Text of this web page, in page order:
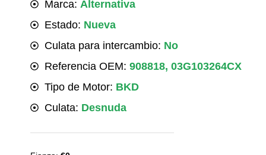
Marca: Alternativa
Estado: Nueva
Culata para intercambio: No
Referencia OEM: 908818, 03G103264CX
Tipo de Motor: BKD
Culata: Desnuda